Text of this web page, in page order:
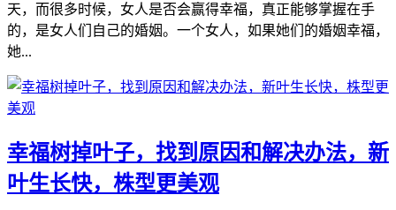
天，而很多时候，女人是否会赢得幸福，真正能够掌握在手
的，是女人们自己的婚姻。一个女人，如果她们的婚姻幸福，
她...
​幸福树掉叶子，找到原因和解决办法，新
叶生长快，株型更美观